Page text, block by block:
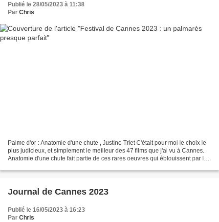
Publié le 28/05/2023 à 11:38
Par Chris
Palme d'or : Anatomie d'une chute , Justine Triet C'était pour moi le choix le
plus judicieux, et simplement le meilleur des 47 films que j'ai vu à Cannes.
Anatomie d'une chute fait partie de ces rares oeuvres qui éblouissent par la
Journal de Cannes 2023
Publié le 16/05/2023 à 16:23
Par Chris